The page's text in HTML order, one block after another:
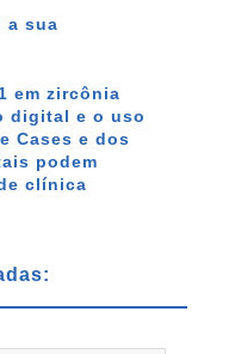
a sua
em zircônia
digital e o uso
Cases e dos
podem
clínica